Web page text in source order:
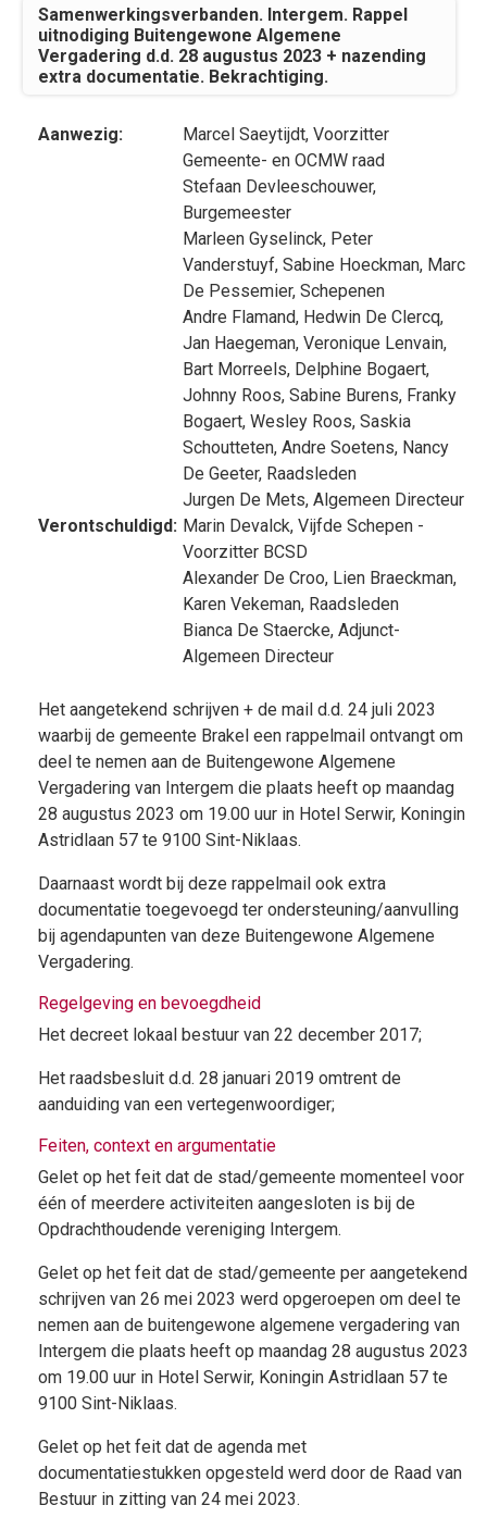
Samenwerkingsverbanden. Intergem. Rappel
uitnodiging Buitengewone Algemene
Vergadering d.d. 28 augustus 2023 + nazending
extra documentatie. Bekrachtiging.
Aanwezig: Marcel Saeytijdt, Voorzitter
Gemeente- en OCMW raad
Stefaan Devleeschouwer,
Burgemeester
Marleen Gyselinck, Peter
Vanderstuyf, Sabine Hoeckman, Marc
De Pessemier, Schepenen
Andre Flamand, Hedwin De Clercq,
Jan Haegeman, Veronique Lenvain,
Bart Morreels, Delphine Bogaert,
Johnny Roos, Sabine Burens, Franky
Bogaert, Wesley Roos, Saskia
Schoutteten, Andre Soetens, Nancy
De Geeter, Raadsleden
Jurgen De Mets, Algemeen Directeur
Verontschuldigd: Marin Devalck, Vijfde Schepen -
Voorzitter BCSD
Alexander De Croo, Lien Braeckman,
Karen Vekeman, Raadsleden
Bianca De Staercke, Adjunct-
Algemeen Directeur
Het aangetekend schrijven + de mail d.d. 24 juli 2023
waarbij de gemeente Brakel een rappelmail ontvangt om
deel te nemen aan de Buitengewone Algemene
Vergadering van Intergem die plaats heeft op maandag
28 augustus 2023 om 19.00 uur in Hotel Serwir, Koningin
Astridlaan 57 te 9100 Sint-Niklaas.
Daarnaast wordt bij deze rappelmail ook extra
documentatie toegevoegd ter ondersteuning/aanvulling
bij agendapunten van deze Buitengewone Algemene
Vergadering.
Regelgeving en bevoegdheid
Het decreet lokaal bestuur van 22 december 2017;
Het raadsbesluit d.d. 28 januari 2019 omtrent de
aanduiding van een vertegenwoordiger;
Feiten, context en argumentatie
Gelet op het feit dat de stad/gemeente momenteel voor
één of meerdere activiteiten aangesloten is bij de
Opdrachthoudende vereniging Intergem.
Gelet op het feit dat de stad/gemeente per aangetekend
schrijven van 26 mei 2023 werd opgeroepen om deel te
nemen aan de buitengewone algemene vergadering van
Intergem die plaats heeft op maandag 28 augustus 2023
om 19.00 uur in Hotel Serwir, Koningin Astridlaan 57 te
9100 Sint-Niklaas.
Gelet op het feit dat de agenda met
documentatiestukken opgesteld werd door de Raad van
Bestuur in zitting van 24 mei 2023.